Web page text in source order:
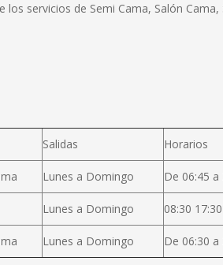
los servicios de Semi Cama, Salón
Salidas Horarios
Lunes a Domingo De 06:45
Lunes a Domingo 08:30
Lunes a Domingo De 06:30